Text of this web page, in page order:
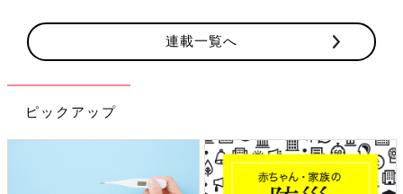
連載一覧へ
ピックアップ